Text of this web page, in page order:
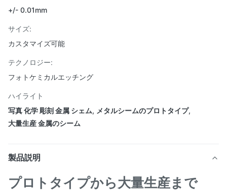
+/- 0.01mm
サイズ:
カスタマイズ可能
テクノロジー:
フォトケミカルエッチング
ハイライト
写真 化学 彫刻 金属 シェム, メタルシームのプロトタイプ,
大量生産 金属のシーム
製品説明
プロトタイプから大量生産まで